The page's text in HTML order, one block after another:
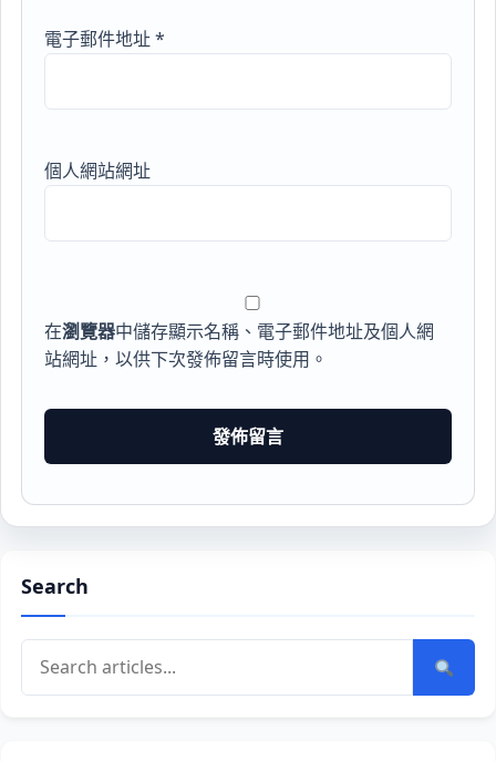
電子郵件地址*
個人網站網址
在瀏覽器中儲存顯示名稱、電子郵件地址及個人網
站網址，以供下次發佈留言時使用。
Search